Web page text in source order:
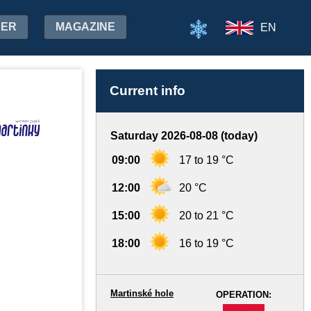
MAGAZINE EN
Current info
Saturday 2026-08-08 (today)
09:00 17 to 19 °C
12:00 20 °C
15:00 20 to 21 °C
18:00 16 to 19 °C
OPERATION:
Martinské hole